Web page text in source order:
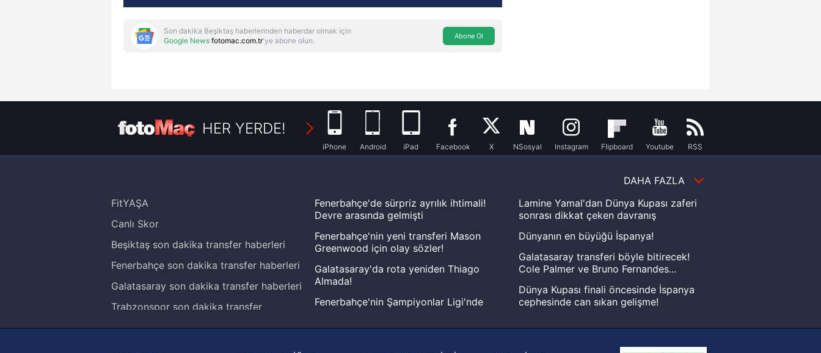
Son dakika Beşiktaş haberlerinden haberdar olmak için
Google News fotomac.com.tr'ye abone olun. Abone Ol
HER YERDE!
iPhone Android iPad Facebook X NSosyal Instagram Flipboard Youtube RSS
DAHA FAZLA
FitYAŞA
Canlı Skor
Beşiktaş son dakika transfer haberleri
Fenerbahçe son dakika transfer haberleri
Galatasaray son dakika transfer haberleri
Trabzonspor son dakika transfer
Fenerbahçe'de sürpriz ayrılık ihtimali!
Devre arasında gelmişti
Fenerbahçe'nin yeni transferi Mason
Greenwood için olay sözler!
Galatasaray'da rota yeniden Thiago
Almada!
Fenerbahçe'nin Şampiyonlar Ligi'nde
Zabrze'yi elerlerse...
Lamine Yamal'dan Dünya Kupası zaferi
sonrası dikkat çeken davranış
Dünyanın en büyüğü İspanya!
Galatasaray transferi böyle bitirecek!
Cole Palmer ve Bruno Fernandes...
Dünya Kupası finali öncesinde İspanya
cephesinde can sıkan gelişme!